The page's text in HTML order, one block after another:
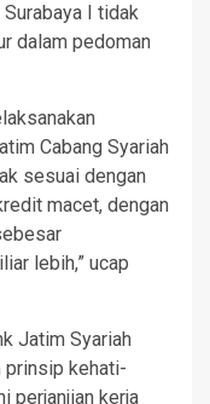
I tidak
dalam pedoman
Cabang Syariah
sesuai dengan
macet, dengan
lebih,” ucap
Jatim Syariah
prinsip kehati-
perjanjian kerja